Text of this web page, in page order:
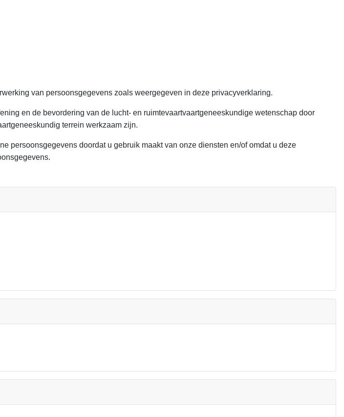
van persoonsgegevens zoals weergegeven in deze privacyverklaring.
en de bevordering van de lucht- en ruimtevaartvaartgeneeskundige wetenschap door
terrein werkzaam zijn.
persoonsgegevens doordat u gebruik maakt van onze diensten en/of omdat u deze